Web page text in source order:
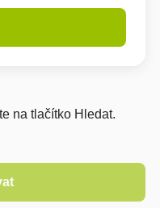
na tlačítko Hledat.